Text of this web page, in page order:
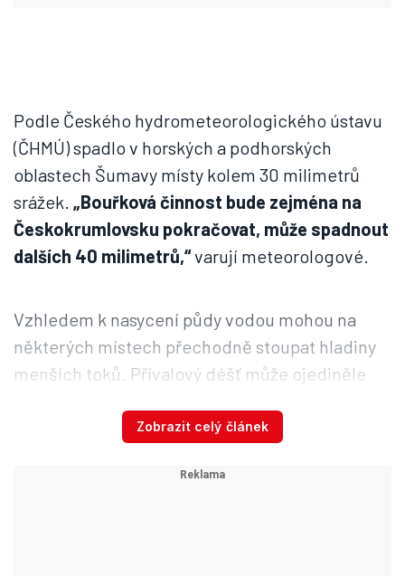
Podle Českého hydrometeorologického ústavu
(ČHMÚ) spadlo v horských a podhorských
oblastech Šumavy místy kolem 30 milimetrů
srážek. „Bouřková činnost bude zejména na
Českokrumlovsku pokračovat, může spadnout
dalších 40 milimetrů,“varují meteorologové.
Vzhledem k nasycení půdy vodou mohou na
některých místech přechodně stoupat hladiny
menších toků. Přívalový déšť může ojediněle
Zobrazit celý článek